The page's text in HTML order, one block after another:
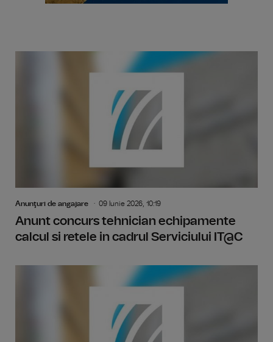
Anunţuri de angajare 09 Iunie 2026, 10:19
Anunt concurs tehnician echipamente
calcul si retele in cadrul Serviciului IT@C